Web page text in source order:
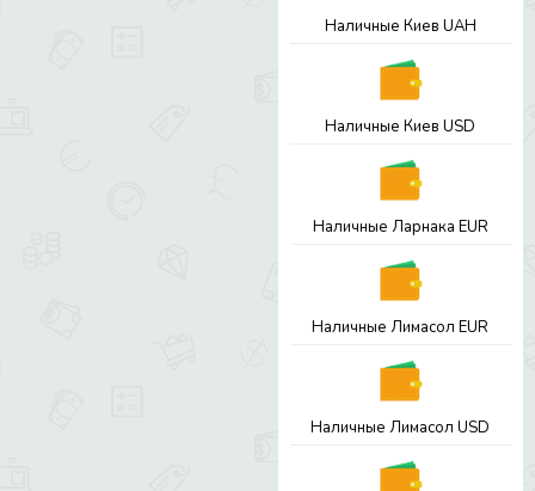
Наличные Киев UAH
Наличные Киев USD
Наличные Ларнака EUR
Наличные Лимасол EUR
Наличные Лимасол USD